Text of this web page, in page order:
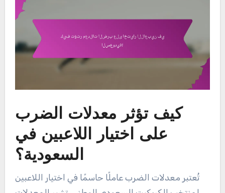
كيف تؤثر معدلات الضرب
على اختيار اللاعبين في
السعودية؟
تُعتبر معدلات الضرب عاملًا حاسمًا في اختيار اللاعبين